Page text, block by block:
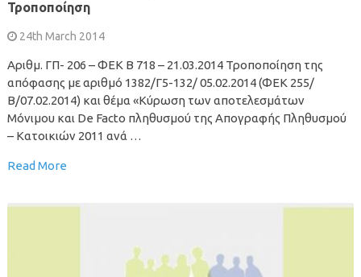
Τροποποίηση
24th March 2014
Αριθμ. ΓΠ- 206 – ΦΕΚ Β 718 – 21.03.2014 Τροποποίηση της
απόφασης με αριθμό 1382/Γ5-132/ 05.02.2014 (ΦΕΚ 255/
Β/07.02.2014) και θέμα «Κύρωση των αποτελεσμάτων
Μόνιμου και De Facto πληθυσμού της Απογραφής Πληθυσμού
– Κατοικιών 2011 ανά …
Read More